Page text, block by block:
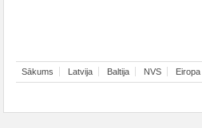
Sākums Latvija Baltija NVS Eiropa